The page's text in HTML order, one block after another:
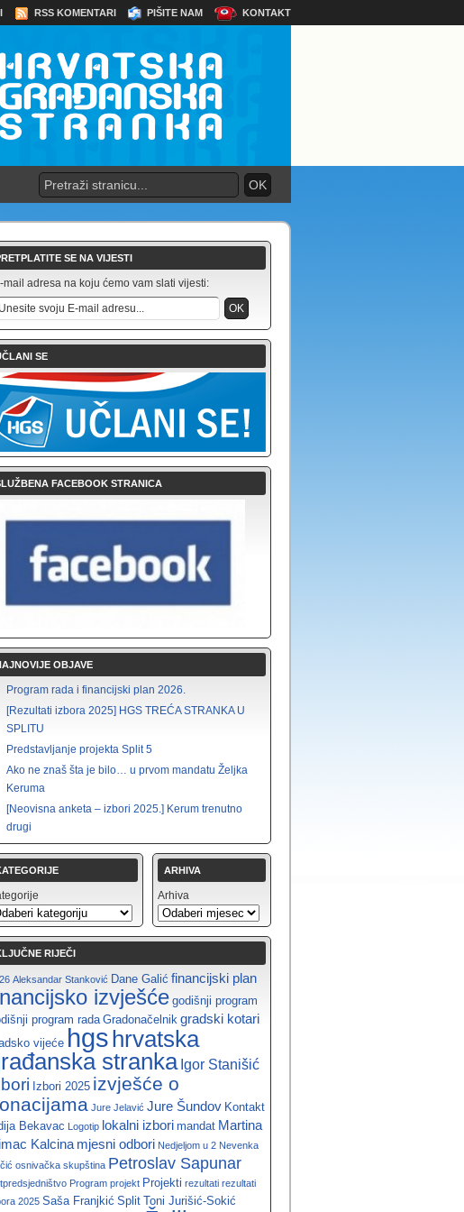
RSS KOMENTARI PIŠITE NAM KONTAKT
SE NA VIJESTI
mail adresa na koju ćemo vam slati vijesti:
SE
FACEBOOK STRANICA
OBJAVE
Program rada i financijski plan 2026.
[Rezultati izbora 2025] HGS TREĆA STRANKA U
SPLITU
Predstavljanje projekta Split 5
Ako ne znaš šta je bilo… u prvom mandatu Željka
Keruma
[Neovisna anketa – izbori 2025.] Kerum trenutno
drugi
ARHIVA
Arhiva
RIJEČI
Aleksandar Stanković Dane Galić financijski plan
izvješće godišnji program
program rada Gradonačelnik gradski kotari
vijeće hgshrvatska
stranka Igor Stanišić
Izbori 2025 izvješće o
Jure Jelavić Jure Šundov Kontakt
Bekavac Logotip lokalni izbori mandat Martina
Kalcina mjesni odbori Nedjeljom u 2 Nevenka
osnivačka skupština Petroslav Sapunar
Program projekt Projekti rezultati rezultati
2025 Saša Franjkić Split Toni Jurišić-Sokić